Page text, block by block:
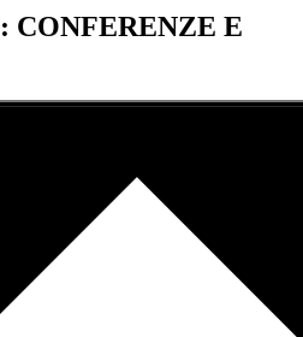
CONFERENZE E